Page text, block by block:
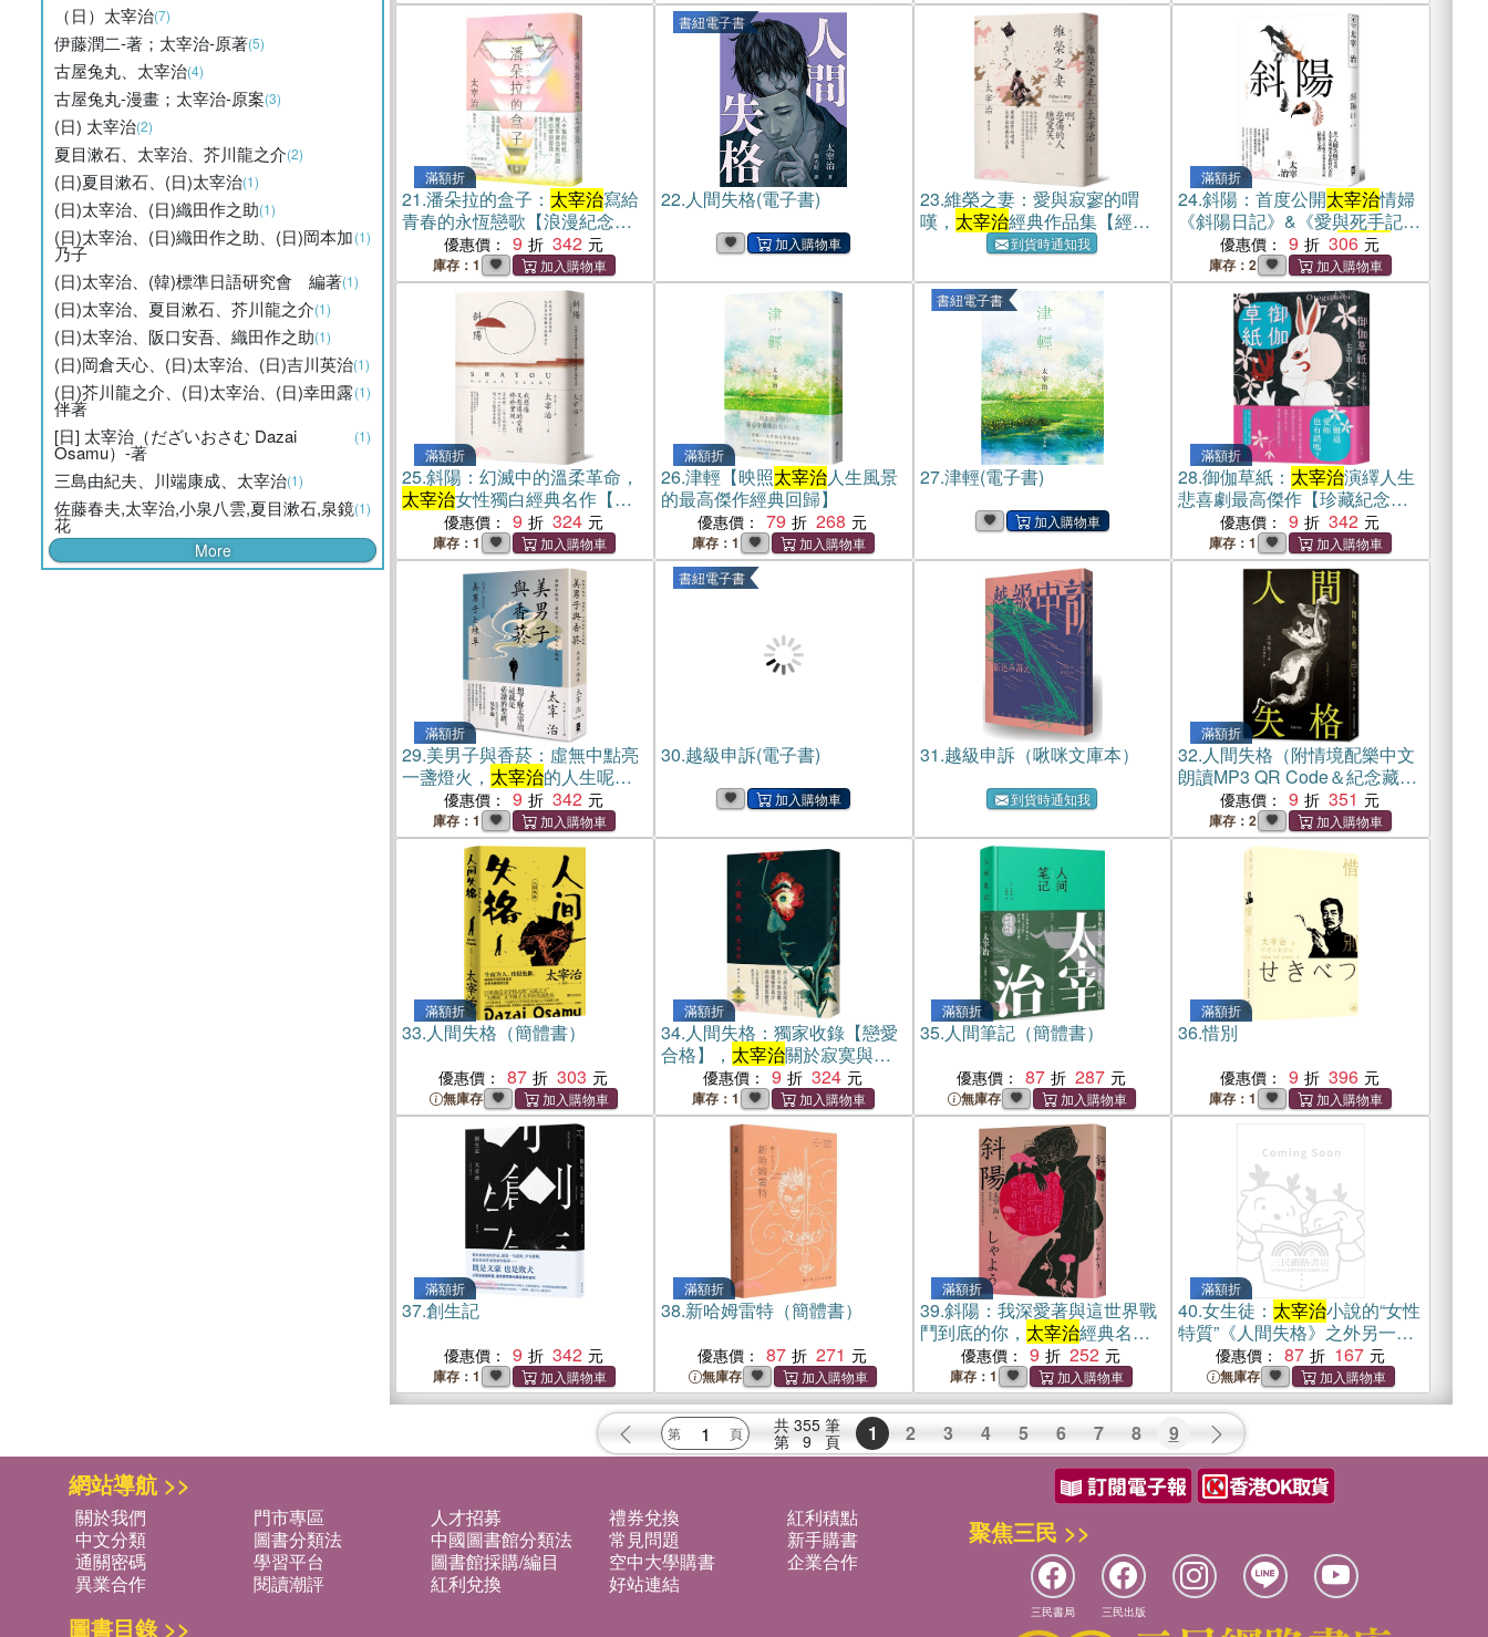
（日）太宰治(7)
伊藤潤二-著；太宰治-原著(5)
古屋兔丸、太宰治(4)
古屋兔丸-漫畫；太宰治-原案(3)
(日) 太宰治(2)
夏目漱石、太宰治、芥川龍之介(2)
(日)夏目漱石、(日)太宰治(1)
(日)太宰治、(日)織田作之助(1)
(日)太宰治、(日)織田作之助、(日)岡本加
乃子
(1)
(日)太宰治、(韓)標準日語研究會 編著(1)
(日)太宰治、夏目漱石、芥川龍之介(1)
(日)太宰治、阪口安吾、織田作之助(1)
(日)岡倉天心、(日)太宰治、(日)吉川英治(1)
(日)芥川龍之介、(日)太宰治、(日)幸田露
伴著
(1)
[日] 太宰治（だざいおさむ Dazai
Osamu）-著
(1)
三島由紀夫、川端康成、太宰治(1)
佐藤春夫,太宰治,小泉八雲,夏目漱石,泉鏡
花
(1)
More
滿額折
21.潘朵拉的盒子： 太宰治寫給
青春的永恆戀歌【浪漫紀念
優惠價： 9 342
庫存：1
書紐電子書
22.人間失格(電子書) 23.維榮之妻：愛與寂寥的喟
嘆， 太宰治經典作品集【經典
珍藏版】
到貨時通知我
滿額折
24.斜陽：首度公開太宰治情婦
《斜陽日記》&《愛與死手記》
創作祕辛、獨家收錄太宰治
家【斜陽館】彩頁特輯及《維
榮之妻》（二版）
優惠價： 9 306
庫存：2
滿額折
25.斜陽：幻滅中的溫柔革命，
太宰治女性獨白經典名作【另
收錄〈女人的決鬥〉，女人一
旦戀愛就完了。別人只能束手
旁觀】（珍藏紀念版）
優惠價： 9 324
庫存：1
滿額折
26.津輕【映照太宰治人生風景
的最高傑作經典回歸】
優惠價： 79 268
庫存：1
書紐電子書
27.津輕(電子書)
滿額折
28.御伽草紙： 太宰治演繹人生
悲喜劇最高傑作【珍藏紀念
優惠價： 9 342
庫存：1
滿額折
29.美男子與香菸：虛無中點亮
一盞燈火， 太宰治的人生呢喃
【經典珍藏版】
優惠價： 9 342
庫存：1
書紐電子書
30.越級申訴(電子書) 31.越級申訴（啾咪文庫本）
到貨時通知我
滿額折
32.人間失格（附情境配樂中文
朗讀MP3 QR Code＆紀念藏書
優惠價： 9 351
庫存：2
滿額折
33.人間失格（簡體書）
優惠價： 87 303
無庫存
滿額折
34.人間失格：獨家收錄【戀愛
合格】， 太宰治關於寂寞與愛
情的人生戀語【精裝典藏版】
優惠價： 9 324
庫存：1
滿額折
35.人間筆記（簡體書）
優惠價： 87 287
無庫存
滿額折
36.惜別
優惠價： 9 396
庫存：1
滿額折
37.創生記
優惠價： 9 342
庫存：1
滿額折
38.新哈姆雷特（簡體書）
優惠價： 87 271
無庫存
滿額折
39.斜陽：我深愛著與這世界戰
鬥到底的你， 太宰治經典名作
優惠價： 9 252
庫存：1
滿額折
40.女生徒： 太宰治小說的“女性
特質”《人間失格》之外另一精
神極端（簡體書）
優惠價： 87 167
無庫存
共 355 筆
第 9 頁 1 2 3 4 5 6 7 8 9
網站導航 >>
關於我們 門市專區 人才招募 禮券兌換
紅利積點
中文分類
圖書分類法 中國圖書館分類法 常見問題
新手購書
通關密碼
學習平台 圖書館採購/編目 空中大學購書
企業合作
異業合作
閱讀潮評 紅利兌換 好站連結
圖書目錄 >>
聚焦三民 >>
三民書局 三民出版